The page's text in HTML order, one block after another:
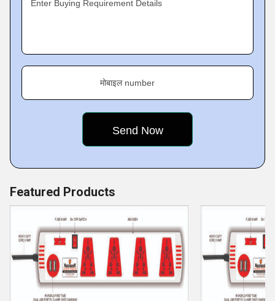
Enter Buying Requirement Details
मोबाइल number
Featured Products